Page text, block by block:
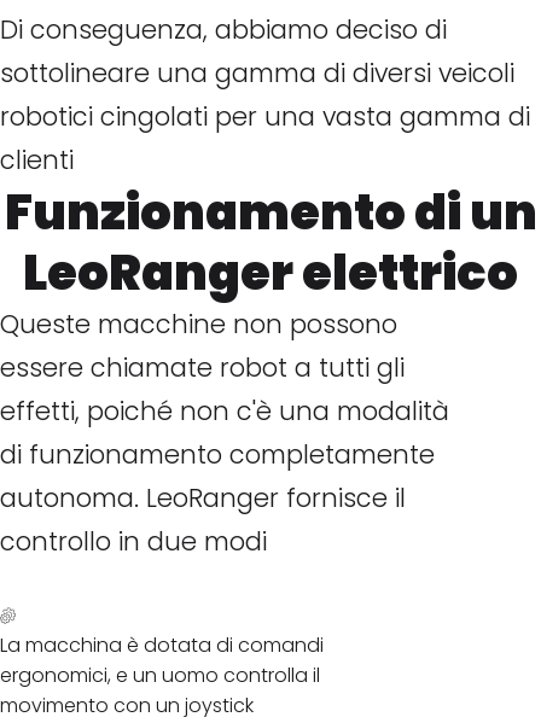
Di conseguenza, abbiamo deciso di
sottolineare una gamma di diversi veicoli
robotici cingolati per una vasta gamma di
clienti
Funzionamento di un
LeoRanger elettrico
Queste macchine non possono
essere chiamate robot a tutti gli
effetti, poiché non c'è una modalità
di funzionamento completamente
autonoma. LeoRanger fornisce il
controllo in due modi
La macchina è dotata di comandi
ergonomici, e un uomo controlla il
movimento con un joystick